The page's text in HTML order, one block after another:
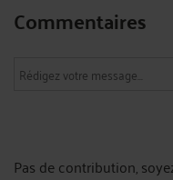
Commentaires
Pas de contribution,